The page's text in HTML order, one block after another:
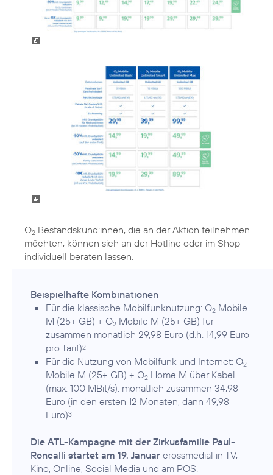
O2 Bestandskund:innen, die an der Aktion teilnehmen
möchten, können sich an der Hotline oder im Shop
individuell beraten lassen.
Beispielhafte Kombinationen
Für die klassische Mobilfunknutzung: O2 Mobile
M (25+ GB) + O2 Mobile M (25+ GB) für
zusammen monatlich 29,98 Euro (d.h. 14,99 Euro
pro Tarif)2
Für die Nutzung von Mobilfunk und Internet: O2
Mobile M (25+ GB) + O2 Home M über Kabel
(max. 100 MBit/s): monatlich zusammen 34,98
Euro (in den ersten 12 Monaten, dann 49,98
Euro)3
Die ATL-Kampagne mit der Zirkusfamilie Paul-
Roncalli startet am 19. Januar crossmedial in TV,
Kino, Online, Social Media und am POS.